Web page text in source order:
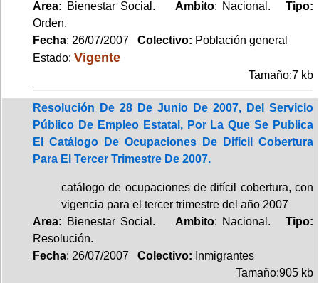
Area: Bienestar Social. Ambito: Nacional. Tipo:
Orden.
Fecha: 26/07/2007 Colectivo: Población general
Estado: Vigente
Tamaño:7 kb
Resolución De 28 De Junio De 2007, Del Servicio
Público De Empleo Estatal, Por La Que Se Publica
El Catálogo De Ocupaciones De Difícil Cobertura
Para El Tercer Trimestre De 2007.
catálogo de ocupaciones de difícil cobertura, con
vigencia para el tercer trimestre del año 2007
Area: Bienestar Social. Ambito: Nacional. Tipo:
Resolución.
Fecha: 26/07/2007 Colectivo: Inmigrantes
Tamaño:905 kb